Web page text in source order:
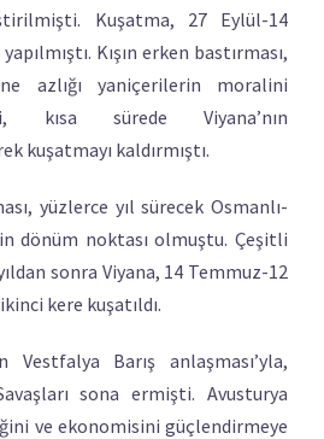
Kuşatma, 27 Eylül-14
Kışın erken bastırması,
azlığı yaniçerilerin moralini
kısa sürede Viyana’nın
kuşatmayı kaldırmıştı.
yüzlerce yıl sürecek Osmanlı-
dönüm noktası olmuştu. Çeşitli
sonra Viyana, 14 Temmuz-12
kere kuşatıldı.
Vestfalya Barış anlaşması’yla,
sona ermişti. Avusturya
ve ekonomisini güçlendirmeye